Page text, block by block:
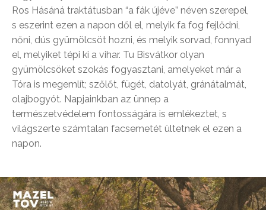
Ros Hásáná traktátusban “a fák újéve” néven szerepel,
s eszerint ezen a napon dől el, melyik fa fog fejlődni,
nőni, dús gyümölcsöt hozni, és melyik sorvad, fonnyad
el, melyiket tépi ki a vihar. Tu Bisvátkor olyan
gyümölcsöket szokás fogyasztani, amelyeket már a
Tóra is megemlít; szőlőt, fügét, datolyát, gránátalmát,
olajbogyót. Napjainkban az ünnep a
természetvédelem fontosságára is emlékeztet, s
világszerte számtalan facsemetét ültetnek el ezen a
napon.